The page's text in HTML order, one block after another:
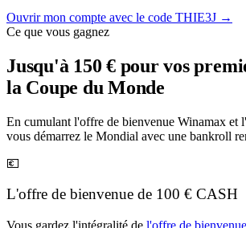
Ouvrir mon compte avec le code THIE3J →
Ce que vous gagnez
Jusqu'à 150 € pour vos
la Coupe du Monde
En cumulant l'offre de bienvenue Winamax et
vous démarrez le Mondial avec une bankroll
💶
L'offre de bienvenue de 100 € CASH
Vous gardez l'intégralité de l'offre de